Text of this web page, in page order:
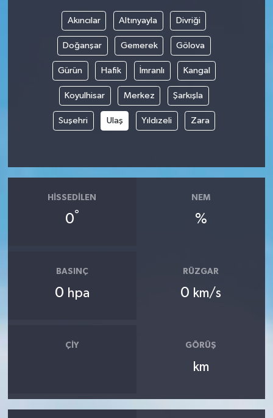
Akıncılar Altınyayla Divriği
Doğanşar Gemerek Gölova
Gürün Hafik İmranlı Kangal
Koyulhisar Merkez Şarkışla
Suşehri Ulaş Yıldızeli Zara
HISSEDILEN
0°
NEM
%
BASINÇ
0 hpa
RÜZGAR
0 km/s
ÇIY GÖRÜŞ
km
Gönen
Havran
İvrindi
KENT GÜNDEMİ
MAGAZİN
OTOMOTİV
SAĞLIK